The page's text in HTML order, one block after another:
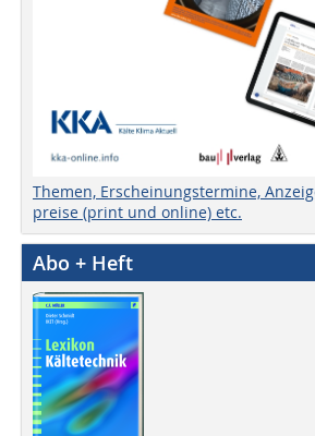
Themen, Erscheinungstermine,
preise (print und online) etc.
Abo + Heft